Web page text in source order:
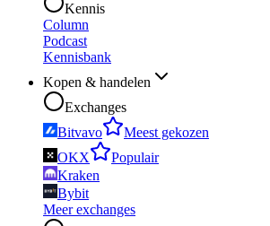
Kennis
Column
Podcast
Kennisbank
Kopen & handelen
Exchanges
Bitvavo
Meest gekozen
OKX
Populair
Kraken
Bybit
Meer exchanges